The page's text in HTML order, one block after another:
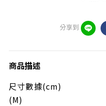
分享到
商品描述
尺寸數據(cm)
(M)